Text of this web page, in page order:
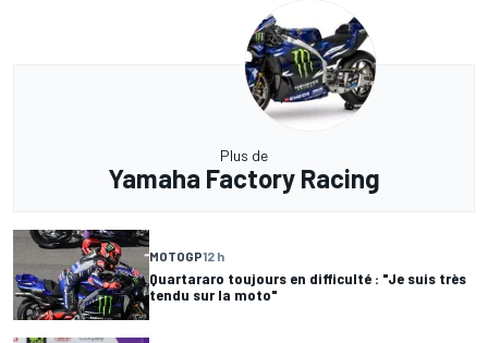
Plus de
Yamaha Factory Racing
MOTOGP12 h
Quartararo toujours en difficulté : "Je suis très
tendu sur la moto"